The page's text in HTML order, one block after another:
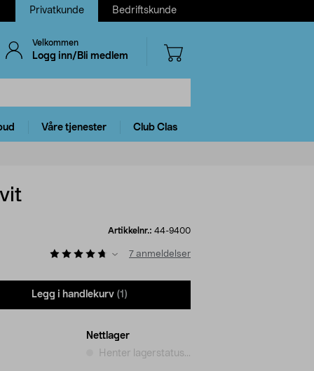
Privatkunde Bedriftskunde
Velkommen
Logg inn/Bli medlem
Våre tjenester Club Clas
Artikkelnr.: 44-9400
7 anmeldelser
Legg i handlekurv (1)
Nettlager
Henter lagerstatus...